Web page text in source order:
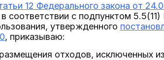
12 Федерального закона от
соответствии с подпунктом
утвержденного
, приказываю:
отходов, исключенных